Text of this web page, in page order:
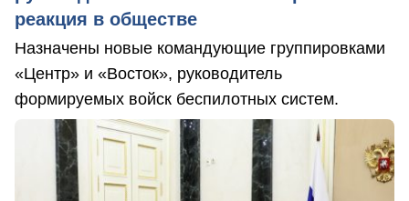
реакция в обществе
Назначены новые командующие группировками
«Центр» и «Восток», руководитель
формируемых войск беспилотных систем.